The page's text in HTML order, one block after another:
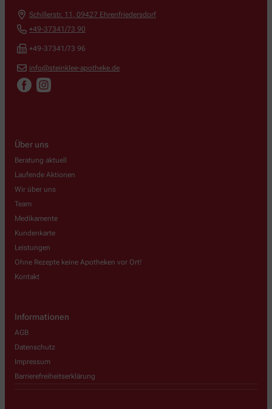
Schillerstr. 11 , 09427 Ehrenfriedersdorf
+49-37341/73 90
+49-37341/73 96
info@steinklee-apotheke.de
Über uns
Beratung aktuell
Laufende Aktionen
Wir über uns
Team
Medikamente
Kundenkarte
Leistungen
Ohne Rezepte keine Apotheken vor Ort!
Kontakt
Informationen
AGB
Datenschutz
Impressum
Barrierefreiheitserklärung